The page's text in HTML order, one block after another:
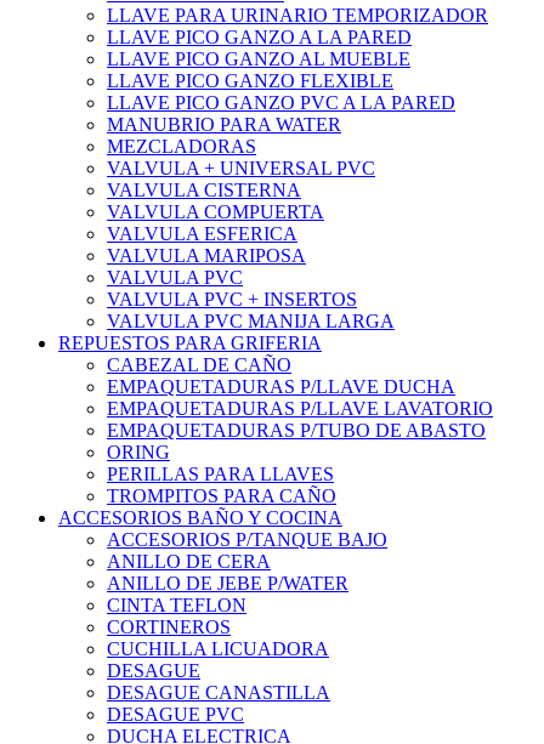
LLAVE PARA URINARIO TEMPORIZADOR
LLAVE PICO GANZO A LA PARED
LLAVE PICO GANZO AL MUEBLE
LLAVE PICO GANZO FLEXIBLE
LLAVE PICO GANZO PVC A LA PARED
MANUBRIO PARA WATER
MEZCLADORAS
VALVULA + UNIVERSAL PVC
VALVULA CISTERNA
VALVULA COMPUERTA
VALVULA ESFERICA
VALVULA MARIPOSA
VALVULA PVC
VALVULA PVC + INSERTOS
VALVULA PVC MANIJA LARGA
REPUESTOS PARA GRIFERIA
CABEZAL DE CAÑO
EMPAQUETADURAS P/LLAVE DUCHA
EMPAQUETADURAS P/LLAVE LAVATORIO
EMPAQUETADURAS P/TUBO DE ABASTO
ORING
PERILLAS PARA LLAVES
TROMPITOS PARA CAÑO
ACCESORIOS BAÑO Y COCINA
ACCESORIOS P/TANQUE BAJO
ANILLO DE CERA
ANILLO DE JEBE P/WATER
CINTA TEFLON
CORTINEROS
CUCHILLA LICUADORA
DESAGUE
DESAGUE CANASTILLA
DESAGUE PVC
DUCHA ELECTRICA